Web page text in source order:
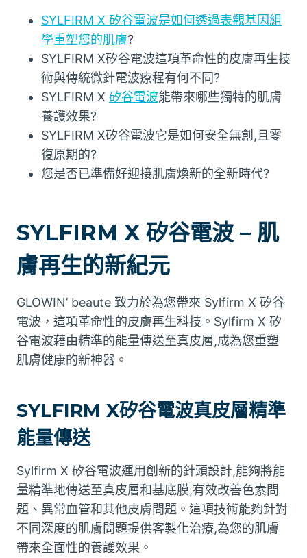
SYLFIRM X 矽谷電波是如何透過表觀基因組
學重塑您的肌膚?
SYLFIRM X矽谷電波這項革命性的皮膚再生技
術與傳統微針電波療程有何不同?
SYLFIRM X 矽谷電波能帶來哪些獨特的肌膚
養護效果?
SYLFIRM X矽谷電波它是如何安全無創,且零
復原期的?
您是否已準備好迎接肌膚煥新的全新時代?
SYLFIRM X 矽谷電波 – 肌
膚再生的新紀元
GLOWIN’ beaute 致力於為您帶來 Sylfirm X 矽谷
電波，這項革命性的皮膚再生科技。Sylfirm X 矽
谷電波藉由精準的能量傳送至真皮層,成為您重塑
肌膚健康的新神器。
SYLFIRM X矽谷電波真皮層精準
能量傳送
Sylfirm X 矽谷電波運用創新的針頭設計,能夠將能
量精準地傳送至真皮層和基底膜,有效改善色素問
題、異常血管和其他皮膚問題。這項技術能夠針對
不同深度的肌膚問題提供客製化治療,為您的肌膚
帶來全面性的養護效果。